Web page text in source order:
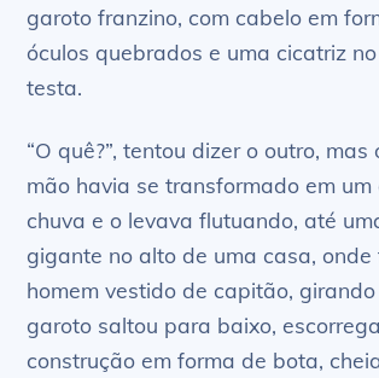
garoto franzino, com cabelo em
óculos quebrados e uma cicatriz
testa.
“O quê?”, tentou dizer o outro, mas
mão havia se transformado em
chuva e o levava flutuando, até
gigante no alto de uma casa, onde
homem vestido de capitão, girando
garoto saltou para baixo,
construção em forma de bota,